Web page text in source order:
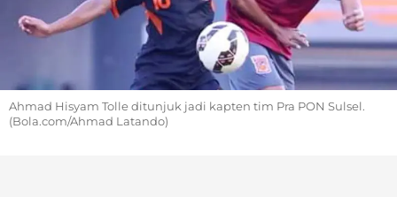
Ahmad Hisyam Tolle ditunjuk jadi kapten tim Pra PON Sulsel.
(Bola.com/Ahmad Latando)